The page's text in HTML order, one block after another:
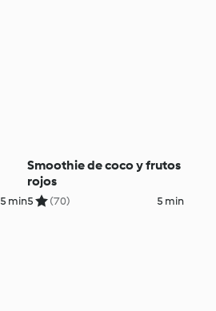
5 min
Smoothie de coco y frutos
rojos
5 (70) 5 min